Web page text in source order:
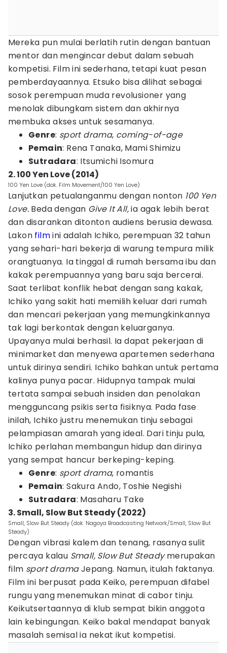
Mereka pun mulai berlatih rutin dengan bantuan
mentor dan mengincar debut dalam sebuah
kompetisi. Film ini sederhana, tetapi kuat pesan
pemberdayaannya. Etsuko bisa dilihat sebagai
sosok perempuan muda revolusioner yang
menolak dibungkam sistem dan akhirnya
membuka akses untuk sesamanya.
Genre: sport drama, coming-of-age
Pemain: Rena Tanaka, Mami Shimizu
Sutradara: Itsumichi Isomura
2. 100 Yen Love (2014)
100 Yen Love (dok. Film Movement/100 Yen Love)
Lanjutkan petualanganmu dengan nonton 100 Yen
Love. Beda dengan Give It All,ia agak lebih berat
dan disarankan ditonton audiens berusia dewasa.
Lakon filmini adalah Ichiko, perempuan 32 tahun
yang sehari-hari bekerja di warung tempura milik
orangtuanya. Ia tinggal di rumah bersama ibu dan
kakak perempuannya yang baru saja bercerai.
Saat terlibat konflik hebat dengan sang kakak,
Ichiko yang sakit hati memilih keluar dari rumah
dan mencari pekerjaan yang memungkinkannya
tak lagi berkontak dengan keluarganya.
Upayanya mulai berhasil. Ia dapat pekerjaan di
minimarket dan menyewa apartemen sederhana
untuk dirinya sendiri. Ichiko bahkan untuk pertama
kalinya punya pacar. Hidupnya tampak mulai
tertata sampai sebuah insiden dan penolakan
mengguncang psikis serta fisiknya. Pada fase
inilah, Ichiko justru menemukan tinju sebagai
pelampiasan amarah yang ideal. Dari tinju pula,
Ichiko perlahan membangun hidup dan dirinya
yang sempat hancur berkeping-keping.
Genre: sport drama, romantis
Pemain: Sakura Ando, Toshie Negishi
Sutradara: Masaharu Take
3. Small, Slow But Steady (2022)
Small, Slow But Steady (dok. Nagoya Broadcasting Network/Small, Slow But
Steady)
Dengan vibrasi kalem dan tenang, rasanya sulit
percaya kalau Small, Slow But Steadymerupakan
film sport dramaJepang. Namun, itulah faktanya.
Film ini berpusat pada Keiko, perempuan difabel
rungu yang menemukan minat di cabor tinju.
Keikutsertaannya di klub sempat bikin anggota
lain kebingungan. Keiko bakal mendapat banyak
masalah semisal ia nekat ikut kompetisi.